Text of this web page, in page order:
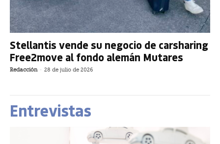
Stellantis vende su negocio de carsharing
Free2move al fondo alemán Mutares
Redacción - 28 de julio de 2026
Entrevistas